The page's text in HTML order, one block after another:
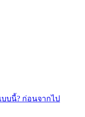
บนี้? ก่อนจากไป